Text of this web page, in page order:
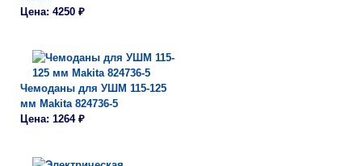
Цена: 4250 ₽
Чемоданы для УШМ 115-125
мм Makita 824736-5
Цена: 1264 ₽